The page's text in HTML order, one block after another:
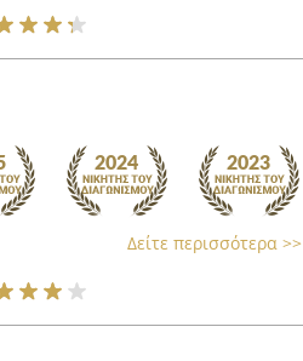
Δείτε περισσότερα >>